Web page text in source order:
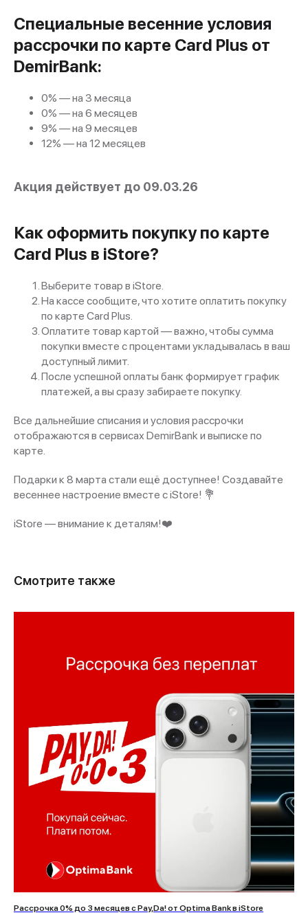
Специальные весенние условия
рассрочки по карте Card Plus от
DemirBank:
0% — на 3 месяца
0% — на 6 месяцев
9% — на 9 месяцев
12% — на 12 месяцев
Акция действует до 09.03.26
Как оформить покупку по карте
Card Plus в iStore?
Выберите товар в iStore.
На кассе сообщите, что хотите оплатить покупку
по карте Card Plus.
Оплатите товар картой — важно, чтобы сумма
покупки вместе с процентами укладывалась в ваш
доступный лимит.
После успешной оплаты банк формирует график
платежей, а вы сразу забираете покупку.
Все дальнейшие списания и условия рассрочки
отображаются в сервисах DemirBank и выписке по
карте.
Подарки к 8 марта стали ещё доступнее! Создавайте
весеннее настроение вместе с iStore! 💐
iStore — внимание к деталям!❤️
Смотрите также
Рассрочка 0% до 3 месяцев с Pay,Da! от Optima Bank в iStore